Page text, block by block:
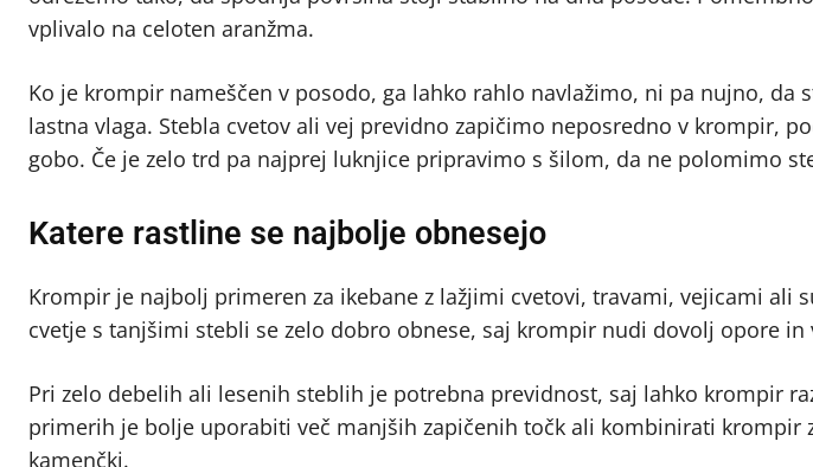
vplivalo na celoten aranžma.
Ko je krompir nameščen v posodo, ga lahko rahlo navlažimo, ni pa nujno, da
lastna vlaga. Stebla cvetov ali vej previdno zapičimo neposredno v krompir,
gobo. Če je zelo trd pa najprej luknjice pripravimo s šilom, da ne polomimo
Katere rastline se najbolje obnesejo
Krompir je najbolj primeren za ikebane z lažjimi cvetovi, travami, vejicami ali
cvetje s tanjšimi stebli se zelo dobro obnese, saj krompir nudi dovolj opore in
Pri zelo debelih ali lesenih steblih je potrebna previdnost, saj lahko krompir
primerih je bolje uporabiti več manjših zapičenih točk ali kombinirati krompir
kamenčki.